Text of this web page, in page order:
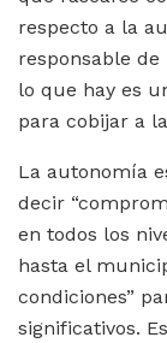
respecto a la
responsable
lo que hay es
para cobijar a
La autonomía
decir
en todos los
hasta el
condiciones”
significativos.